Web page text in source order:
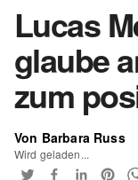
Lucas
glaube
zum
Von Barbara Russ
Wird geladen...